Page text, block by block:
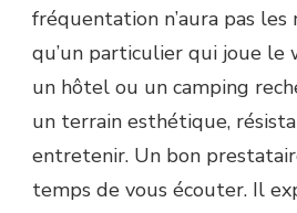
fréquentation n’aura pas les
qu’un particulier qui joue le
un hôtel ou un camping
un terrain esthétique,
entretenir. Un bon
temps de vous écouter. Il